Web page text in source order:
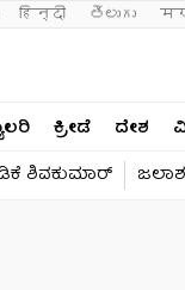
हिन्दी తెలుగు
ಕ್ರೀಡೆ ದೇಶ
ಶಿವಕುಮಾರ್​